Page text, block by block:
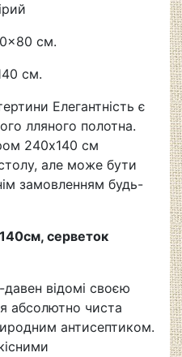
см.
см.
Елегантність є
лляного полотна.
240х140 см
але може бути
замовленням будь-
серветок
відомі своєю
абсолютно чиста
антисептиком.